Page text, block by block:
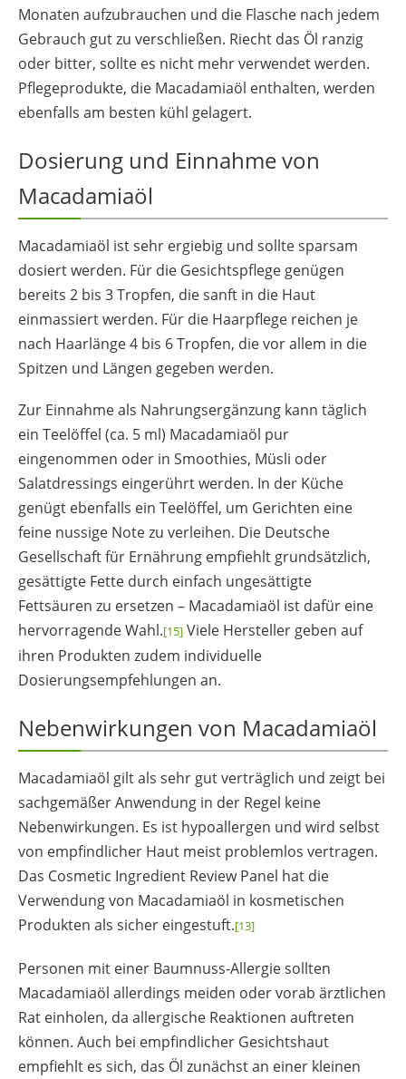
Monaten aufzubrauchen und die Flasche nach jedem
Gebrauch gut zu verschließen. Riecht das Öl ranzig
oder bitter, sollte es nicht mehr verwendet werden.
Pflegeprodukte, die Macadamiaöl enthalten, werden
ebenfalls am besten kühl gelagert.
Dosierung und Einnahme von
Macadamiaöl
Macadamiaöl ist sehr ergiebig und sollte sparsam
dosiert werden. Für die Gesichtspflege genügen
bereits 2 bis 3 Tropfen, die sanft in die Haut
einmassiert werden. Für die Haarpflege reichen je
nach Haarlänge 4 bis 6 Tropfen, die vor allem in die
Spitzen und Längen gegeben werden.
Zur Einnahme als Nahrungsergänzung kann täglich
ein Teelöffel (ca. 5 ml) Macadamiaöl pur
eingenommen oder in Smoothies, Müsli oder
Salatdressings eingerührt werden. In der Küche
genügt ebenfalls ein Teelöffel, um Gerichten eine
feine nussige Note zu verleihen. Die Deutsche
Gesellschaft für Ernährung empfiehlt grundsätzlich,
gesättigte Fette durch einfach ungesättigte
Fettsäuren zu ersetzen – Macadamiaöl ist dafür eine
hervorragende Wahl.[15] Viele Hersteller geben auf
ihren Produkten zudem individuelle
Dosierungsempfehlungen an.
Nebenwirkungen von Macadamiaöl
Macadamiaöl gilt als sehr gut verträglich und zeigt bei
sachgemäßer Anwendung in der Regel keine
Nebenwirkungen. Es ist hypoallergen und wird selbst
von empfindlicher Haut meist problemlos vertragen.
Das Cosmetic Ingredient Review Panel hat die
Verwendung von Macadamiaöl in kosmetischen
Produkten als sicher eingestuft.[13]
Personen mit einer Baumnuss-Allergie sollten
Macadamiaöl allerdings meiden oder vorab ärztlichen
Rat einholen, da allergische Reaktionen auftreten
können. Auch bei empfindlicher Gesichtshaut
empfiehlt es sich, das Öl zunächst an einer kleinen